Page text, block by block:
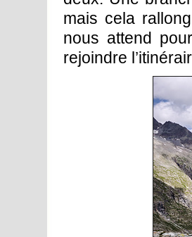
mais cela
nous attend
rejoindre